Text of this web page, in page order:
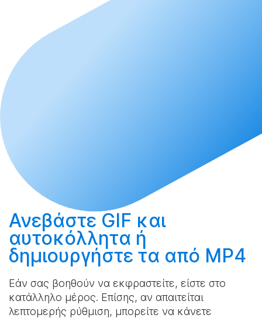
Ανεβάστε GIF και
αυτοκόλλητα ή
δημιουργήστε τα από MP4
Εάν σας βοηθούν να εκφραστείτε, είστε στο
κατάλληλο μέρος. Επίσης, αν απαιτείται
λεπτομερής ρύθμιση, μπορείτε να κάνετε